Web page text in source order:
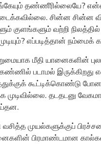
தண்ணீரில்லையே?
சின்ன சின்ன
குளங்களும் வற்றி
எப்படித்தான் நம்மைக்
மீதி யானைகளின்
படாமல் இருக்கிறது
கூட்டிக்கொண்டு
தடதடனு
வசித்த முயல்களுக்குப்
பிரமாண்டமான